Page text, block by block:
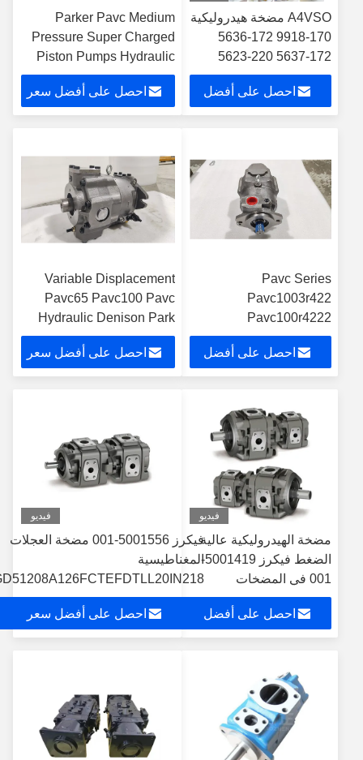
A4VSO مضخة هيدروليكية
170-9918 172-5636
172-5637 220-5623
ريكسروث حفر المكبس
المضخة الرئيسية لقط
202-1335 كاتربيلار
احصل على أفضل
Parker Pavc Medium
Pressure Super Charged
Piston Pumps Hydraulic
Pump, Hydraulic Motor,
Hydraulic Parts
احصل على أفضل سعر
Pavc Series
Pavc1003r422
Pavc100r4222
Pavc10038r4222
Hydraulic Piston Pump
احصل على أفضل
Variable Displacement
Pavc65 Pavc100 Pavc
Hydraulic Denison Park
Piston Pump
احصل على أفضل سعر
فيديو
مضخة الهيدروليكية عالية
الضغط فيكرز 5001419-
001 في المضخات
الصناعية
احصل على أفضل
فيديو
فيكرز 5001556-001 مضخة العجلات
المغناطيسية
احصل على أفضل سعر